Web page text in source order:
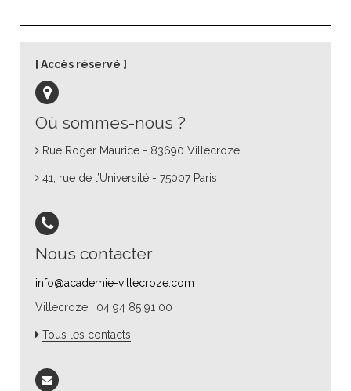
Où sommes-nous ?
Rue Roger Maurice - 83690 Villecroze
41, rue de l’Université - 75007 Paris
Nous contacter
info@academie-villecroze.com
Villecroze : 04 94 85 91 00
Tous les contacts
Accès réservé